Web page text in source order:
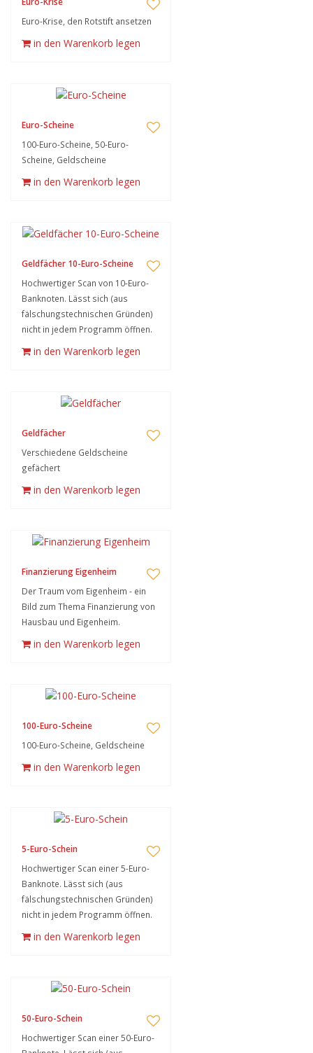
Euro-Krise, den Rotstift ansetzen
in den Warenkorb legen
Euro-Scheine
100-Euro-Scheine, 50-Euro-
Scheine, Geldscheine
in den Warenkorb legen
Geldfächer 10-Euro-Scheine
Hochwertiger Scan von 10-Euro-
Banknoten. Lässt sich (aus
fälschungstechnischen Gründen)
nicht in jedem Programm öffnen.
in den Warenkorb legen
Geldfächer
Verschiedene Geldscheine
gefächert
in den Warenkorb legen
Finanzierung Eigenheim
Der Traum vom Eigenheim - ein
Bild zum Thema Finanzierung von
Hausbau und Eigenheim.
in den Warenkorb legen
100-Euro-Scheine
100-Euro-Scheine, Geldscheine
in den Warenkorb legen
5-Euro-Schein
Hochwertiger Scan einer 5-Euro-
Banknote. Lässt sich (aus
fälschungstechnischen Gründen)
nicht in jedem Programm öffnen.
in den Warenkorb legen
50-Euro-Schein
Hochwertiger Scan einer 50-Euro-